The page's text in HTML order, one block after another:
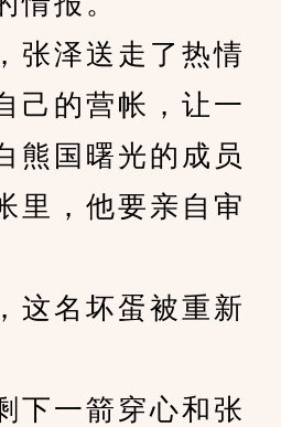
泽送走了热情
己的营帐，让一
熊国曙光的成员
里，他要亲自审
名坏蛋被重新
一箭穿心和张